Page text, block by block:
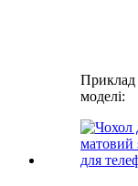
Приклад
моделі: